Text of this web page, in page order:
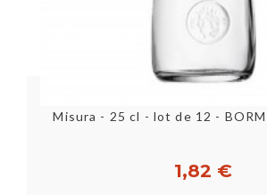
Misura - 25 cl - lot de 12 -
1,82 €